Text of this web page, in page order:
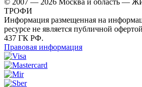
ТРОФИ
Информация размещенная на
ресурсе не является публичной
437 ГК РФ.
Правовая информация